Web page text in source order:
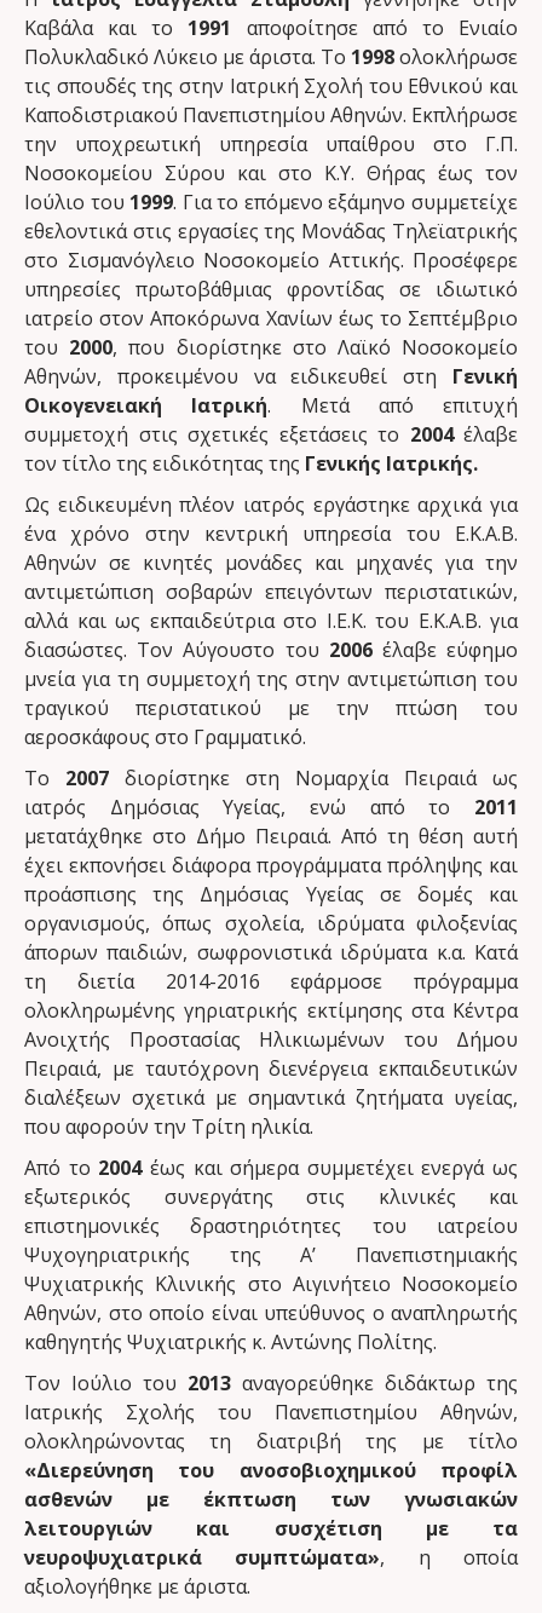
Στοματική υγεία και θρέψη
Ξεχνάτε, χάνετε τις λέξεις, χάνετε πράγματα;
Πολυφαρμακία και έλλειψη ενημέρωσης
Καβάλα και το 1991
αποφοίτησε από το Ενιαίο
Πολυκλαδικό Λύκειο με άριστα. Το 1998ολοκλήρωσε
τις σπουδές της στην Ιατρική Σχολή του Εθνικού και
Καποδιστριακού Πανεπιστημίου Αθηνών. Εκπλήρωσε
την υποχρεωτική υπηρεσία υπαίθρου στο Γ.Π.
Νοσοκομείου Σύρου και στο Κ.Υ. Θήρας έως τον
Ιούλιο του 1999. Για το επόμενο εξάμηνο συμμετείχε
εθελοντικά στις εργασίες της Μονάδας Τηλεϊατρικής
στο Σισμανόγλειο Νοσοκομείο Αττικής. Προσέφερε
υπηρεσίες πρωτοβάθμιας φροντίδας σε ιδιωτικό
ιατρείο στον Αποκόρωνα Χανίων έως το Σεπτέμβριο
του 2000, που διορίστηκε στο Λαϊκό Νοσοκομείο
Αθηνών, προκειμένου να ειδικευθεί στη Γενική
Οικογενειακή Ιατρική. Μετά από επιτυχή
συμμετοχή στις σχετικές εξετάσεις το 2004έλαβε
τον τίτλο της ειδικότητας της Γενικής Ιατρικής.
Ως ειδικευμένη πλέον ιατρός εργάστηκε αρχικά για
ένα χρόνο στην κεντρική υπηρεσία του Ε.Κ.Α.Β.
Αθηνών σε κινητές μονάδες και μηχανές για την
αντιμετώπιση σοβαρών επειγόντων περιστατικών,
αλλά και ως εκπαιδεύτρια στο Ι.Ε.Κ. του Ε.Κ.Α.Β. για
διασώστες. Τον Αύγουστο του 2006έλαβε εύφημο
μνεία για τη συμμετοχή της στην αντιμετώπιση του
τραγικού περιστατικού με την πτώση του
αεροσκάφους στο Γραμματικό.
Το 2007 διορίστηκε στη Νομαρχία Πειραιά ως
ιατρός Δημόσιας Υγείας, ενώ από το 2011
μετατάχθηκε στο Δήμο Πειραιά. Από τη θέση αυτή
έχει εκπονήσει διάφορα προγράμματα πρόληψης και
προάσπισης της Δημόσιας Υγείας σε δομές και
οργανισμούς, όπως σχολεία, ιδρύματα φιλοξενίας
άπορων παιδιών, σωφρονιστικά ιδρύματα κ.α. Κατά
τη διετία 2014-2016 εφάρμοσε πρόγραμμα
ολοκληρωμένης γηριατρικής εκτίμησης στα Κέντρα
Ανοιχτής Προστασίας Ηλικιωμένων του Δήμου
Πειραιά, με ταυτόχρονη διενέργεια εκπαιδευτικών
διαλέξεων σχετικά με σημαντικά ζητήματα υγείας,
που αφορούν την Τρίτη ηλικία.
Από το 2004έως και σήμερα συμμετέχει ενεργά ως
εξωτερικός συνεργάτης στις κλινικές και
επιστημονικές δραστηριότητες του ιατρείου
Ψυχογηριατρικής της Α’ Πανεπιστημιακής
Ψυχιατρικής Κλινικής στο Αιγινήτειο Νοσοκομείο
Αθηνών, στο οποίο είναι υπεύθυνος ο αναπληρωτής
καθηγητής Ψυχιατρικής κ. Αντώνης Πολίτης.
Τον Ιούλιο του 2013 αναγορεύθηκε διδάκτωρ της
Ιατρικής Σχολής του Πανεπιστημίου Αθηνών,
ολοκληρώνοντας τη διατριβή της με τίτλο
«Διερεύνηση του ανοσοβιοχημικού προφίλ
ασθενών με έκπτωση των γνωσιακών
λειτουργιών και συσχέτιση με τα
νευροψυχιατρικά συμπτώματα», η οποία
αξιολογήθηκε με άριστα.